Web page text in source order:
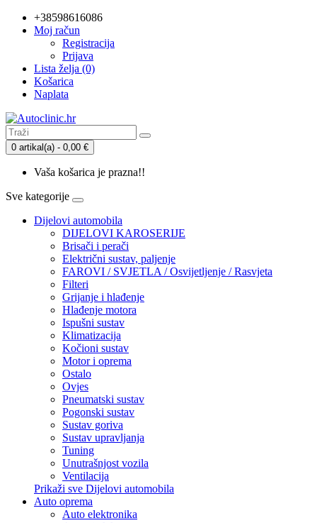
+38598616086
Moj račun
Registracija
Prijava
Lista želja (0)
Košarica
Naplata
0 artikal(a) - 0,00 €
Vaša košarica je prazna!!
Sve kategorije
Dijelovi automobila
DIJELOVI KAROSERIJE
Brisači i perači
Električni sustav, paljenje
FAROVI / SVJETLA / Osvijetljenje / Rasvjeta
Filteri
Grijanje i hlađenje
Hlađenje motora
Ispušni sustav
Klimatizacija
Kočioni sustav
Motor i oprema
Ostalo
Ovjes
Pneumatski sustav
Pogonski sustav
Sustav goriva
Sustav upravljanja
Tuning
Unutrašnjost vozila
Ventilacija
Prikaži sve Dijelovi automobila
Auto oprema
Auto elektronika